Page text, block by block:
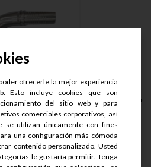
HJIC 90°
1.1....
ofrecerle la mejor experiencia
Esto incluye cookies que son
del sitio web y para
comerciales corporativos, así
se utilizan únicamente con fines
una configuración más cómoda
contenido personalizado. Usted
le gustaría permitir. Tenga